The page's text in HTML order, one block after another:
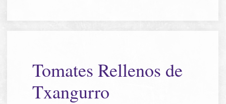
Tomates Rellenos de
Txangurro